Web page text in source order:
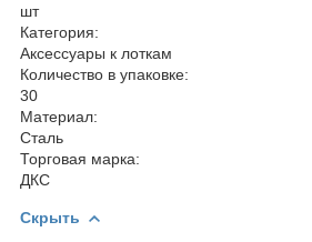
шт
Категория:
Аксессуары к лоткам
Количество в упаковке:
30
Материал:
Сталь
Торговая марка:
ДКС
Скрыть